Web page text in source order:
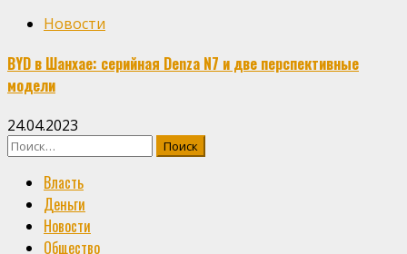
Новости
BYD в Шанхае: серийная Denza N7 и две перспективные
модели
24.04.2023
Найти:
Власть
Деньги
Новости
Общество